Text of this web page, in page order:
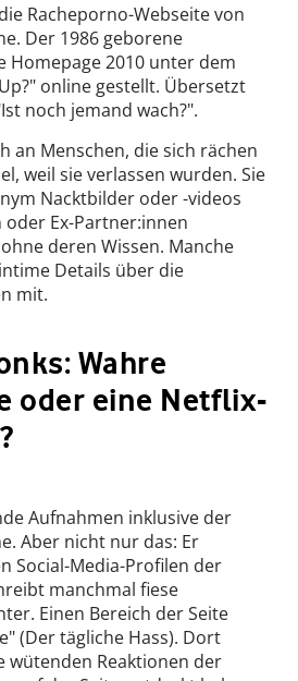
Racheporno-Webseite von
Der 1986 geborene
Homepage 2010 unter dem
online gestellt. Übersetzt
noch jemand wach?".
an Menschen, die sich rächen
weil sie verlassen wurden. Sie
Nacktbilder oder -videos
Ex-Partner:innen
deren Wissen. Manche
Details über die
mit.
Wahre
oder eine Netflix-
Aufnahmen inklusive der
Aber nicht nur das: Er
Social-Media-Profilen der
manchmal fiese
Einen Bereich der Seite
(Der tägliche Hass). Dort
Reaktionen der